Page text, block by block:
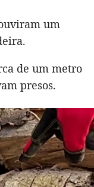
um
de um metro
presos.